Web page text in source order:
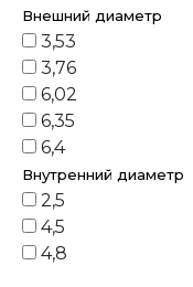
Внешний диаметр
3,53
3,76
6,02
6,35
6,4
Внутренний диаметр
2,5
4,5
4,8